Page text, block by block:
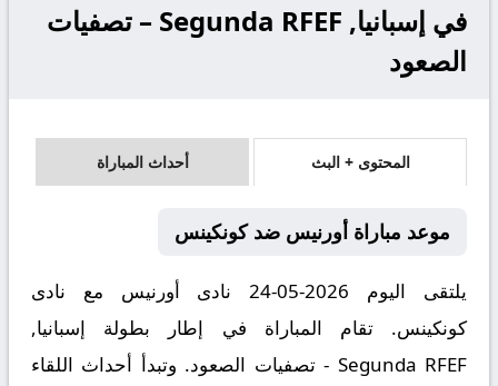
في إسبانيا, Segunda RFEF – تصفيات
الصعود
المحتوى + البث أحداث المباراة
موعد مباراة أورنيس ضد كونكينس
يلتقى اليوم 2026-05-24 نادى أورنيس مع نادى
كونكينس. تقام المباراة في إطار بطولة إسبانيا,
Segunda RFEF - تصفيات الصعود. وتبدأ أحداث اللقاء